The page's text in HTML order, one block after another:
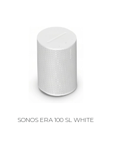
SONOS ERA 100 SL WHITE